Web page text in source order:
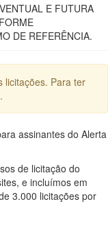
E FUTURA
DE REFERÊNCIA.
licitações. Para ter
assinantes do Alerta
de licitação do
e incluímos em
3.000 licitações por